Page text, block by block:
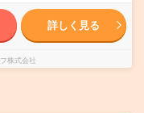
詳しく見る
株式会社